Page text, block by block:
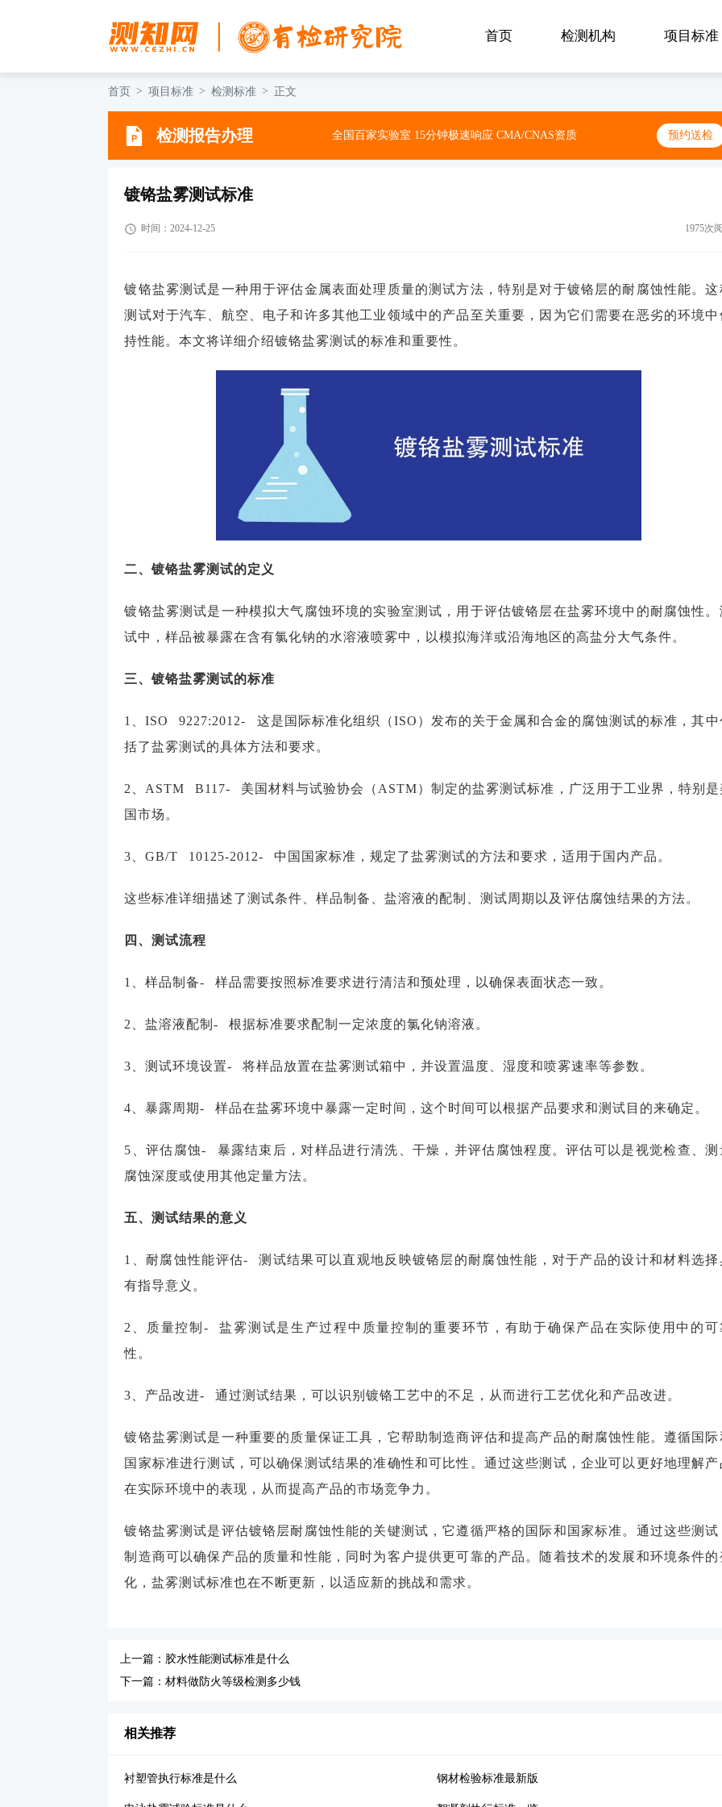
首页 检测机构 项目标准
首页 项目标准 检测标准 正文
检测报告办理 全国百家实验室 15分钟极速响应 CMA/CNAS资质 预约送检
镀铬盐雾测试标准
时间：2024-12-25 1975次
镀铬盐雾测试是一种用于评估金属表面处理质量的测试方法，特别是对于镀铬层的耐腐蚀性能。这
测试对于汽车、航空、电子和许多其他工业领域中的产品至关重要，因为它们需要在恶劣的环境中
持性能。本文将详细介绍镀铬盐雾测试的标准和重要性。
二、镀铬盐雾测试的定义
镀铬盐雾测试是一种模拟大气腐蚀环境的实验室测试，用于评估镀铬层在盐雾环境中的耐腐蚀性。
试中，样品被暴露在含有氯化钠的水溶液喷雾中，以模拟海洋或沿海地区的高盐分大气条件。
三、镀铬盐雾测试的标准
1、ISO 9227:2012- 这是国际标准化组织（ISO）发布的关于金属和合金的腐蚀测试的标准，其中
括了盐雾测试的具体方法和要求。
2、ASTM B117- 美国材料与试验协会（ASTM）制定的盐雾测试标准，广泛用于工业界，特别是
国市场。
3、GB/T 10125-2012- 中国国家标准，规定了盐雾测试的方法和要求，适用于国内产品。
这些标准详细描述了测试条件、样品制备、盐溶液的配制、测试周期以及评估腐蚀结果的方法。
四、测试流程
1、样品制备- 样品需要按照标准要求进行清洁和预处理，以确保表面状态一致。
2、盐溶液配制- 根据标准要求配制一定浓度的氯化钠溶液。
3、测试环境设置- 将样品放置在盐雾测试箱中，并设置温度、湿度和喷雾速率等参数。
4、暴露周期- 样品在盐雾环境中暴露一定时间，这个时间可以根据产品要求和测试目的来确定。
5、评估腐蚀- 暴露结束后，对样品进行清洗、干燥，并评估腐蚀程度。评估可以是视觉检查、测
腐蚀深度或使用其他定量方法。
五、测试结果的意义
1、耐腐蚀性能评估- 测试结果可以直观地反映镀铬层的耐腐蚀性能，对于产品的设计和材料选择
有指导意义。
2、质量控制- 盐雾测试是生产过程中质量控制的重要环节，有助于确保产品在实际使用中的可
性。
3、产品改进- 通过测试结果，可以识别镀铬工艺中的不足，从而进行工艺优化和产品改进。
镀铬盐雾测试是一种重要的质量保证工具，它帮助制造商评估和提高产品的耐腐蚀性能。遵循国际
国家标准进行测试，可以确保测试结果的准确性和可比性。通过这些测试，企业可以更好地理解产
在实际环境中的表现，从而提高产品的市场竞争力。
镀铬盐雾测试是评估镀铬层耐腐蚀性能的关键测试，它遵循严格的国际和国家标准。通过这些测试
制造商可以确保产品的质量和性能，同时为客户提供更可靠的产品。随着技术的发展和环境条件的
化，盐雾测试标准也在不断更新，以适应新的挑战和需求。
上一篇：胶水性能测试标准是什么
下一篇：材料做防火等级检测多少钱
相关推荐
衬塑管执行标准是什么 钢材检验标准最新版